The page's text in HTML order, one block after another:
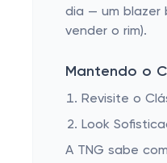
dia — um blazer
vender o rim).
Mantendo o
Revisite o
Look
A TNG sabe